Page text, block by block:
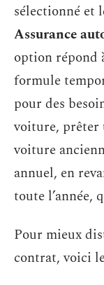
sélectionné et
Assurance
option répond
formule
pour des
voiture, prêter
voiture
annuel, en
toute l’année,
Pour mieux
contrat, voici